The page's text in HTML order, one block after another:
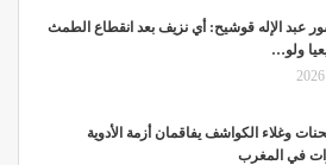
عبد الإله قوشيح: أي نزيف بعد انقطاع الطمث
ولو…
وغلاء الكواشف يفاقمان أزمة الأدوية
في المغرب